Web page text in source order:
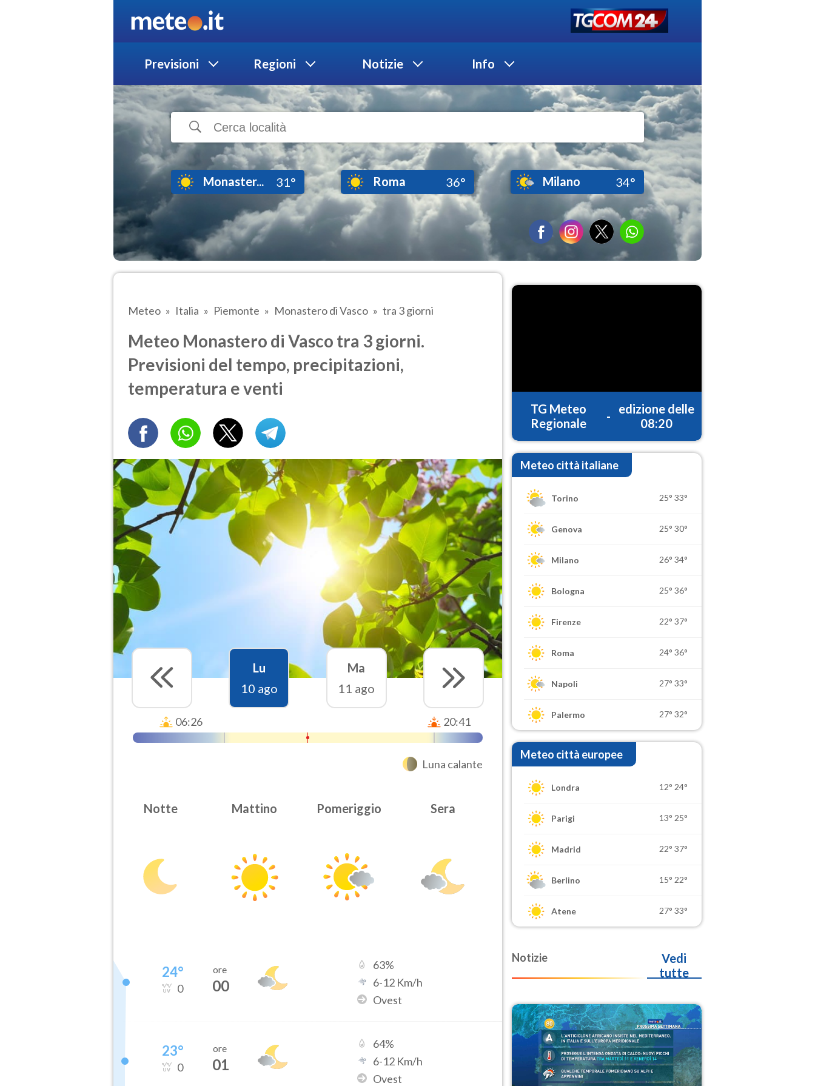
Previsioni Regioni Notizie Info
Monaster... 31° Roma 36° Milano 34°
Meteo Italia Piemonte Monastero di Vasco tra 3 giorni
Meteo Monastero di Vasco tra 3 giorni.
Previsioni del tempo, precipitazioni,
temperatura e venti
Lu
10 ago
Ma
11 ago
06:26 20:41
Luna calante
Notte Mattino Pomeriggio Sera
24°
0
ore
00
63%
6-12 Km/h
Ovest
23°
0
ore
01
64%
6-12 Km/h
Ovest
TG Meteo
Regionale
-
edizione delle
08:20
Meteo città italiane
Torino 25° 33°
Genova 25° 30°
Milano 26° 34°
Bologna 25° 36°
Firenze 22° 37°
Roma 24° 36°
Napoli 27° 33°
Palermo 27° 32°
Meteo città europee
Londra 12° 24°
Parigi 13° 25°
Madrid 22° 37°
Berlino 15° 22°
Atene 27° 33°
Notizie
Vedi
tutte